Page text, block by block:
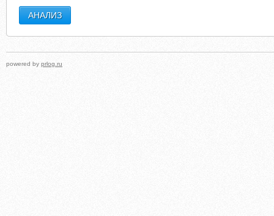
powered by prlog.ru